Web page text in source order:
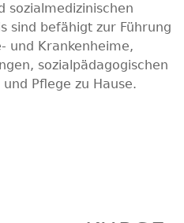
sozialmedizinischen
sind befähigt zur Führung
und Krankenheime,
sozialpädagogischen
Pflege zu Hause.